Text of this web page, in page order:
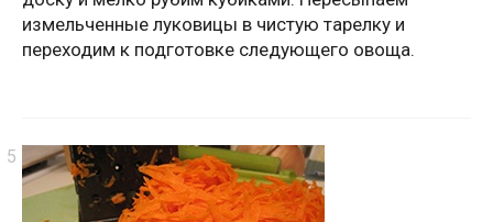
измельченные луковицы в чистую тарелку и
переходим к подготовке следующего овоща.